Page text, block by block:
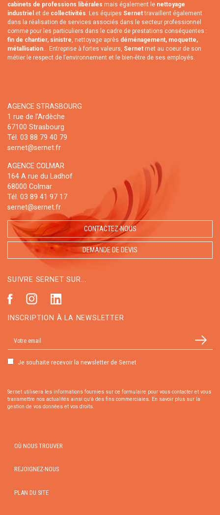
cabinets de professions libérales mais également le nettoyage
industriel et de collectivités. Les équipes Sernettravaillent également
dans la réalisation de services associés dans le secteur professionnel
comme pour les particuliers dans le cadre de prestations conséquentes :
fin de chantier, sinistre, nettoyage après déménagement, moquette,
métallisation... Entreprise à fortes valeurs, Sernet met au coeur de son
métier le respect de l’environnement et le bien-être de ses employés.
AGENCE STRASBOURG
1 rue de l’Ardèche
67100 Strasbourg
Tél. 03 88 79 40 79
sernet@sernet.fr
AGENCE COLMAR
164 A rue du Ladhof
68000 Colmar
Tél. 03 89 41 97 17
sernet@sernet.fr
CONTACTEZ-NOUS
DEMANDE DE DEVIS
SUIVRE SERNET SUR...
INSCRIPTION À LA NEWSLETTER
Je souhaite recevoir la newsletter de Sernet
Sernet utilisera les informations fournies sur ce formulaire pour vous contacter et vous
transmettre nos actualités ainsi qu'à des fins commerciales. En savoir plus sur la
gestion de vos données et vos droits.
OÙ NOUS TROUVER
REJOIGNEZ-NOUS
PLAN DU SITE